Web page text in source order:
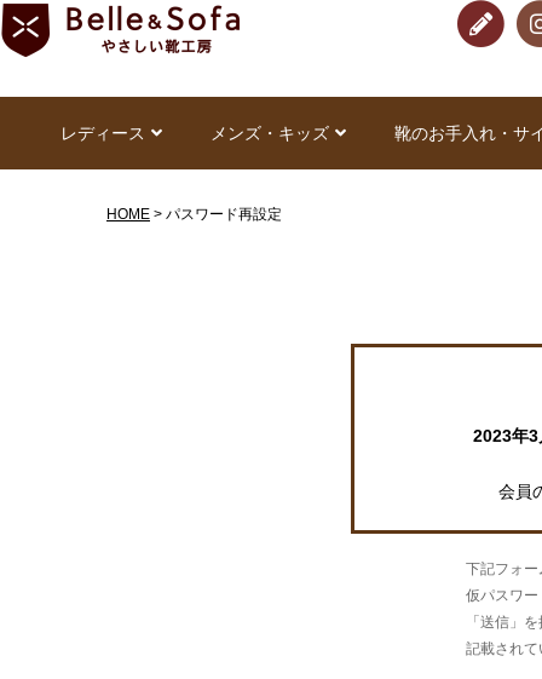
レディース メンズ・キッズ 靴のお手入れ・サ
HOME パスワード再設定
2023年
会員
下記フォ
仮パスワ
「送信」
記載され